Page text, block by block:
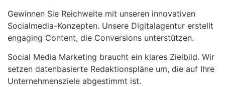
Gewinnen Sie Reichweite mit unseren innovativen
Socialmedia-Konzepten. Unsere Digitalagentur erstellt
engaging Content, die Conversions unterstützen.
Social Media Marketing braucht ein klares Zielbild. Wir
setzen datenbasierte Redaktionspläne um, die auf Ihre
Unternehmensziele abgestimmt ist.